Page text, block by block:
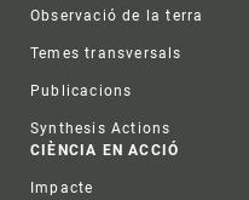
Observació de la terra
Temes transversals
Publicacions
Synthesis Actions
CIÈNCIA EN ACCIÓ
Impacte